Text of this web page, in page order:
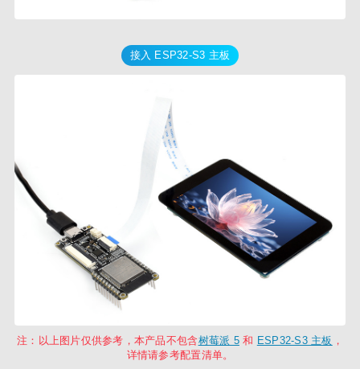
接入 ESP32-S3 主板
注：以上图片仅供参考，本产品不包含树莓派 5和 ESP32-S3 主板 ，
详情请参考配置清单。